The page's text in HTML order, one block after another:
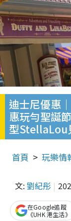
迪士尼優惠
惠玩勻聖誕
型StellaLou
首頁 玩樂情
文: 劉紀彤
在Google追蹤
《UHK 港生活》